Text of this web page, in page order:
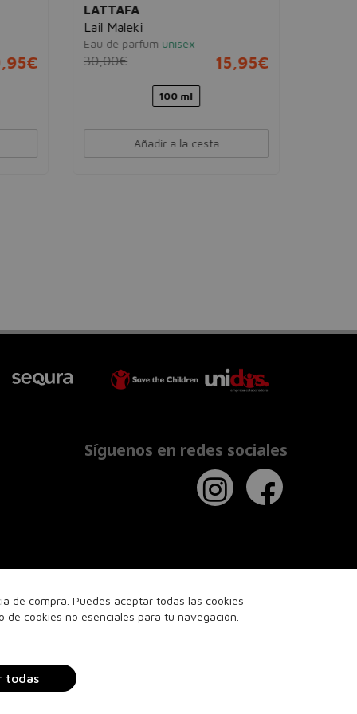
LATTAFA
Lail Maleki
Eau de parfum unisex
30,00€ 15,95€
100 ml
Añadir a la cesta
de compra. Puedes aceptar todas las cookies
cookies no esenciales para tu navegación.
todas
Síguenos en redes sociales